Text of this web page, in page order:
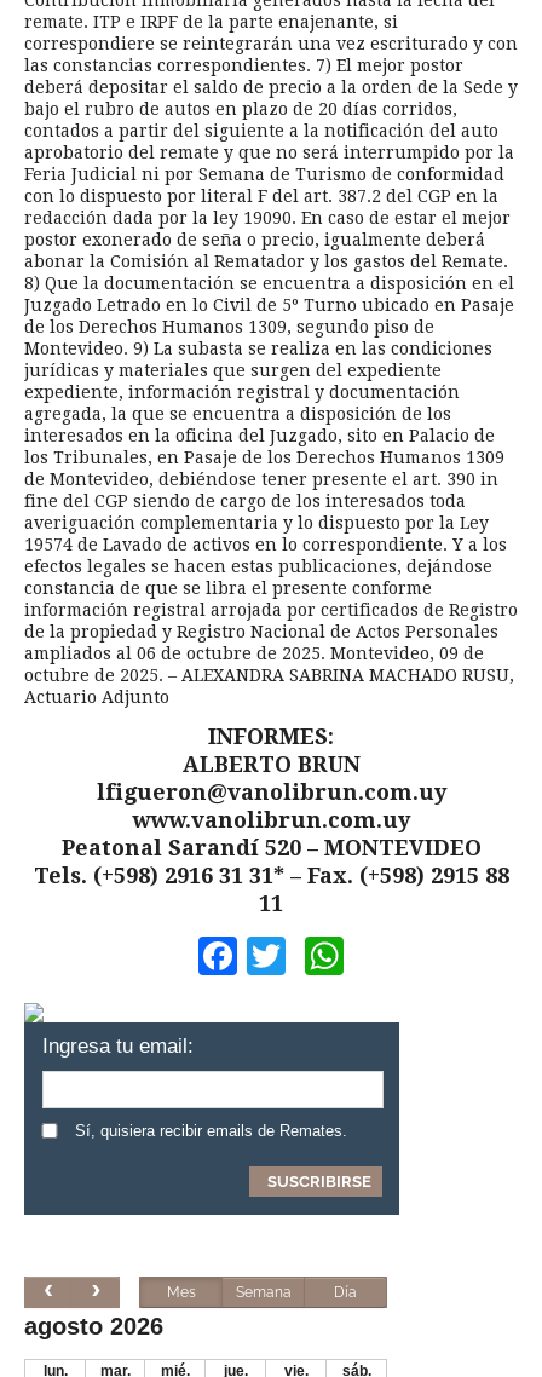
remate. ITP e IRPF de la parte enajenante, si
correspondiere se reintegrarán una vez escriturado y con
las constancias correspondientes. 7) El mejor postor
deberá depositar el saldo de precio a la orden de la Sede y
bajo el rubro de autos en plazo de 20 días corridos,
contados a partir del siguiente a la notificación del auto
aprobatorio del remate y que no será interrumpido por la
Feria Judicial ni por Semana de Turismo de conformidad
con lo dispuesto por literal F del art. 387.2 del CGP en la
redacción dada por la ley 19090. En caso de estar el mejor
postor exonerado de seña o precio, igualmente deberá
abonar la Comisión al Rematador y los gastos del Remate.
8) Que la documentación se encuentra a disposición en el
Juzgado Letrado en lo Civil de 5º Turno ubicado en Pasaje
de los Derechos Humanos 1309, segundo piso de
Montevideo. 9) La subasta se realiza en las condiciones
jurídicas y materiales que surgen del expediente
expediente, información registral y documentación
agregada, la que se encuentra a disposición de los
interesados en la oficina del Juzgado, sito en Palacio de
los Tribunales, en Pasaje de los Derechos Humanos 1309
de Montevideo, debiéndose tener presente el art. 390 in
fine del CGP siendo de cargo de los interesados toda
averiguación complementaria y lo dispuesto por la Ley
19574 de Lavado de activos en lo correspondiente. Y a los
efectos legales se hacen estas publicaciones, dejándose
constancia de que se libra el presente conforme
información registral arrojada por certificados de Registro
de la propiedad y Registro Nacional de Actos Personales
ampliados al 06 de octubre de 2025. Montevideo, 09 de
octubre de 2025. – ALEXANDRA SABRINA MACHADO RUSU,
Actuario Adjunto
INFORMES:
ALBERTO BRUN
lfigueron@vanolibrun.com.uy
www.vanolibrun.com.uy
Peatonal Sarandí 520 – MONTEVIDEO
Tels. (+598) 2916 31 31* – Fax. (+598) 2915 88
11
Facebook
Twitter
Ingresa tu email:
Sí, quisiera recibir emails de Remates.
Mes Semana Día
agosto 2026
lun. mar. mié. jue. vie. sáb.